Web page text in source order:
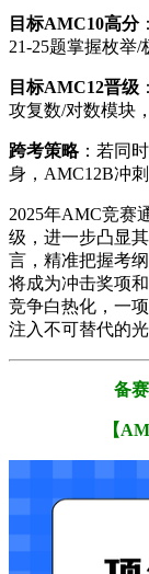
​目标AMC10高分​
21-25题掌握枚举/
​目标AMC12晋级​
攻复数/对数模块
​跨考策略​：若同
身，AMC12B冲
2025年AMC竞赛
级，进一步凸显其​
言，精准把握考
将成为冲击奖项
竞争白热化，一
注入不可替代的光
备
【